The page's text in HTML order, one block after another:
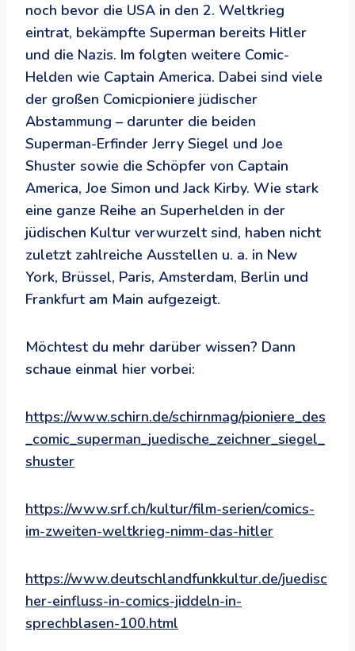
noch bevor die USA in den 2. Weltkrieg
eintrat, bekämpfte Superman bereits Hitler
und die Nazis. Im folgten weitere Comic-
Helden wie Captain America. Dabei sind viele
der großen Comicpioniere jüdischer
Abstammung – darunter die beiden
Superman-Erfinder Jerry Siegel und Joe
Shuster sowie die Schöpfer von Captain
America, Joe Simon und Jack Kirby. Wie stark
eine ganze Reihe an Superhelden in der
jüdischen Kultur verwurzelt sind, haben nicht
zuletzt zahlreiche Ausstellen u. a. in New
York, Brüssel, Paris, Amsterdam, Berlin und
Frankfurt am Main aufgezeigt.
Möchtest du mehr darüber wissen? Dann
schaue einmal hier vorbei:
https://www.schirn.de/schirnmag/pioniere_des
_comic_superman_juedische_zeichner_siegel_
shuster
https://www.srf.ch/kultur/film-serien/comics-
im-zweiten-weltkrieg-nimm-das-hitler
https://www.deutschlandfunkkultur.de/juedisc
her-einfluss-in-comics-jiddeln-in-
sprechblasen-100.html